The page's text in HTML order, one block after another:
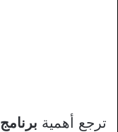
ترجع أهمية برنامج unfold